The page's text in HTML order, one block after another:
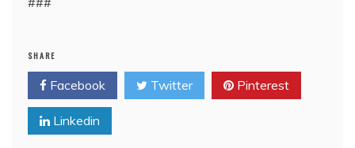
SHARE
Facebook Twitter Pinterest
Linkedin